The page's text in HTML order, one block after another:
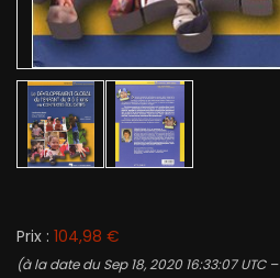
Prix : 104,98 €
(à la date du Sep 18, 2020 16:33:07 UTC –